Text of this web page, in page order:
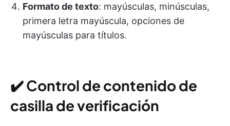
Formato de texto: mayúsculas, minúsculas,
primera letra mayúscula, opciones de
mayúsculas para títulos.
✔️Control de contenido de
casilla de verificación